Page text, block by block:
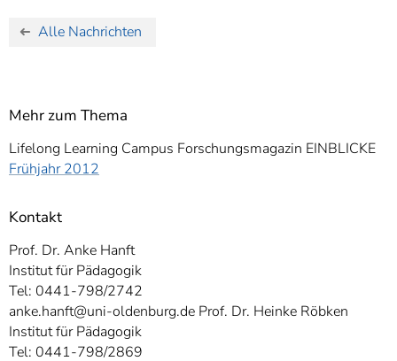
Alle Nachrichten
Mehr zum Thema
Lifelong Learning Campus Forschungsmagazin EINBLICKE
Frühjahr 2012
Kontakt
Prof. Dr. Anke Hanft
Institut für Pädagogik
Tel: 0441-798/2742
anke.hanft@uni-oldenburg.de Prof. Dr. Heinke Röbken
Institut für Pädagogik
Tel: 0441-798/2869